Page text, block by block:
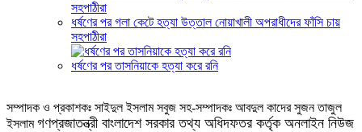
ধর্ষণের পর গলা কেটে হত্যা উত্তাল নোয়াখালী অপরাধীদের ফাঁসি চায়
সহপাঠীরা
ধর্ষণের পর তাসনিয়াকে হত্যা করে রনি
সম্পাদক ও প্রকাশকঃ সাইদুল ইসলাম সবুজ সহ-সম্পাদকঃ আবদুল কাদের সুজন তাজুল
ইসলামগণপ্রজাতন্ত্রী বাংলাদেশ সরকার তথ্য অধিদফতর কর্তৃক অনলাইন নিউজ